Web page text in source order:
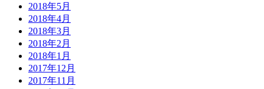
2018年5月
2018年4月
2018年3月
2018年2月
2018年1月
2017年12月
2017年11月